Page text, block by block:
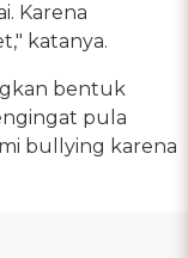
Karena
katanya.
bentuk
pula
bullying karena